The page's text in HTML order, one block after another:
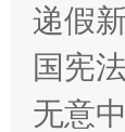
递假
国宪
无意